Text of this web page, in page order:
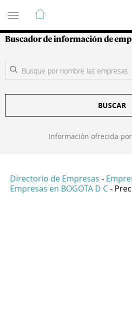
Guía de Empresas
Buscador de información de
BUSCAR
Información ofrecida
Directorio de Empresas -
Empresas en BOGOTA D C -